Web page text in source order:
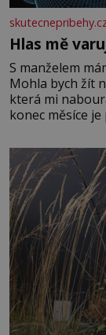
Hlas mě
S manželem
Mohla bych žít
která mi
konec měsíce
dál častěji volá